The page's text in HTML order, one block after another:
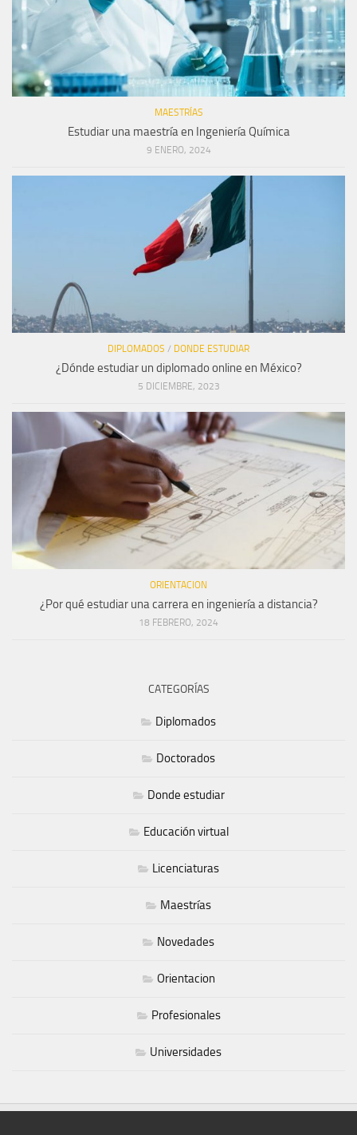
MAESTRÍAS
Estudiar una maestría en Ingeniería Química
9 ENERO, 2024
DIPLOMADOS / DONDE ESTUDIAR
¿Dónde estudiar un diplomado online en México?
5 DICIEMBRE, 2023
ORIENTACION
¿Por qué estudiar una carrera en ingeniería a distancia?
18 FEBRERO, 2024
CATEGORÍAS
Diplomados
Doctorados
Donde estudiar
Educación virtual
Licenciaturas
Maestrías
Novedades
Orientacion
Profesionales
Universidades